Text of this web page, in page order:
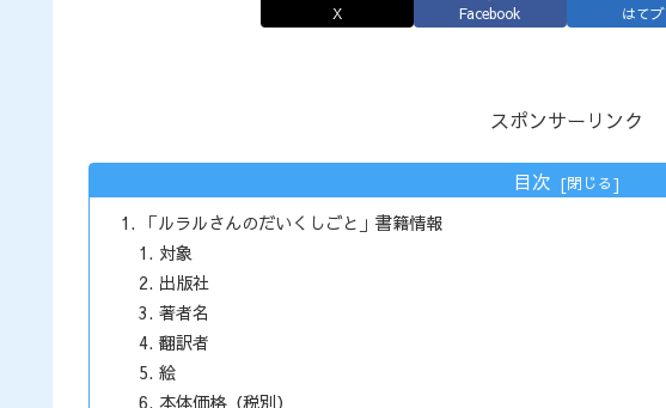
X Facebook はてブ
スポンサーリンク
目次
「ルラルさんのだいくしごと」書籍情報
対象
出版社
著者名
翻訳者
絵
本体価格（税別）